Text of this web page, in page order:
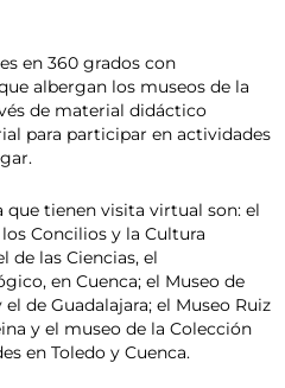
en 360 grados con
albergan los museos de la
de material didáctico
para participar en actividades
que tienen visita virtual son: el
Concilios y la Cultura
de las Ciencias, el
en Cuenca; el Museo de
de Guadalajara; el Museo Ruiz
y el museo de la Colección
en Toledo y Cuenca.